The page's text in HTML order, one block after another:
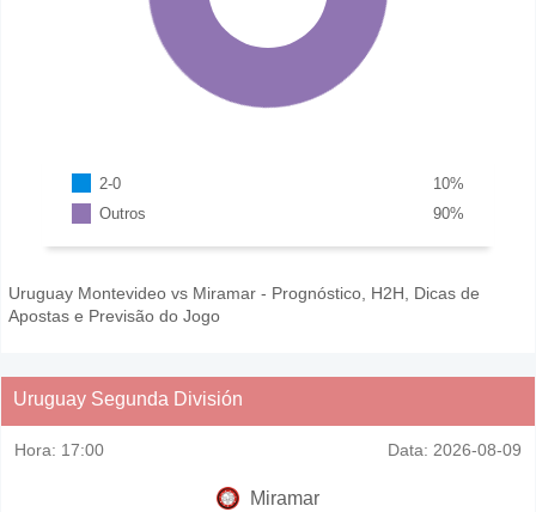
2-0 %
10
Outros
%
90
Uruguay Montevideo vs Miramar - Prognóstico, H2H, Dicas de
Apostas e Previsão do Jogo
Uruguay Segunda División
Hora: 17:00 Data: 2026-08-09
Miramar